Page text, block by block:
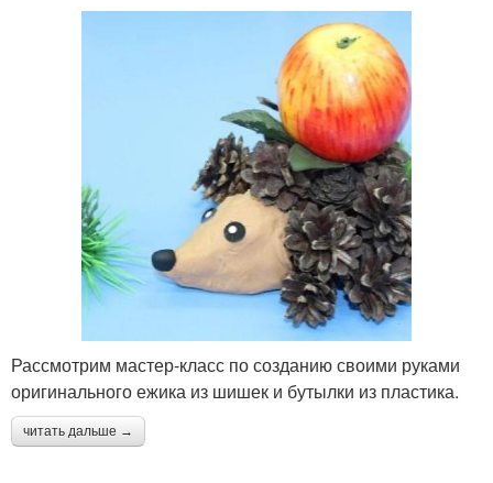
Рассмотрим мастер-класс по созданию своими руками
оригинального ежика из шишек и бутылки из пластика.
читать дальше →